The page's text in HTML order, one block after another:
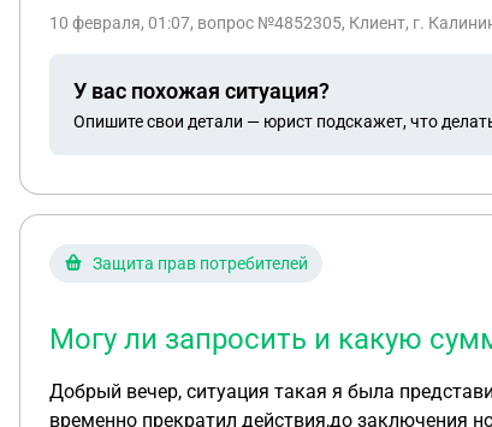
10 февраля, 01:07, вопрос №4852305, Клиент, г.
У вас похожая ситуация?
Опишите свои детали — юрист подскажет, что
Защита прав потребителей
Могу ли запросить и какую
Добрый вечер, ситуация такая я была
временно прекратил действия,до заключения